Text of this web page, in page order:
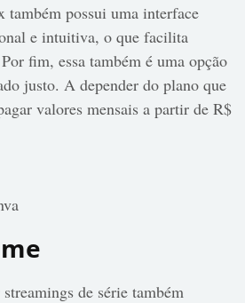
possui uma interface
e intuitiva, o que facilita
fim, essa também é uma opção
justo. A depender do plano que
valores mensais a partir de R$
de série também